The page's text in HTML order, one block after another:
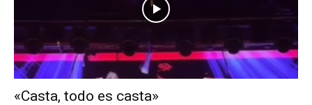
«Casta, todo es casta»